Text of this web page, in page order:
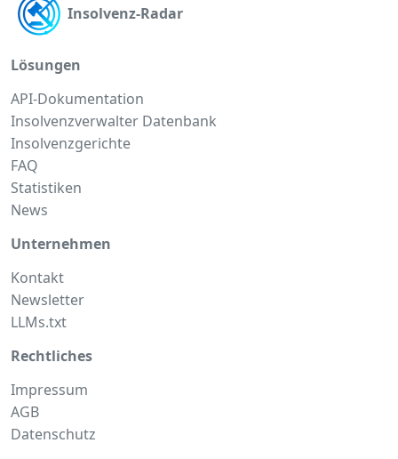
Insolvenz-Radar
Lösungen
API-Dokumentation
Insolvenzverwalter Datenbank
Insolvenzgerichte
FAQ
Statistiken
News
Unternehmen
Kontakt
Newsletter
LLMs.txt
Rechtliches
Impressum
AGB
Datenschutz